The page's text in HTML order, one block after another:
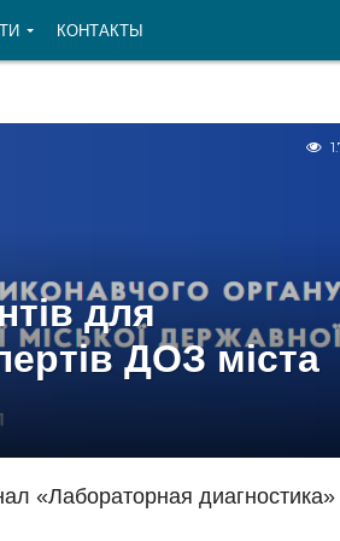
КОНТАКТЫ
для
ДОЗ міста
«Лабораторная диагностика»